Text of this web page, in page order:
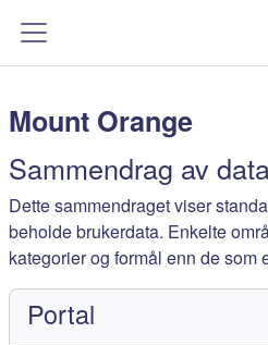
Sidepanel
Mount Orange
Sammendrag av
Dette sammendraget viser
beholde brukerdata. Enkelte
kategorier og formål enn de som
Portal